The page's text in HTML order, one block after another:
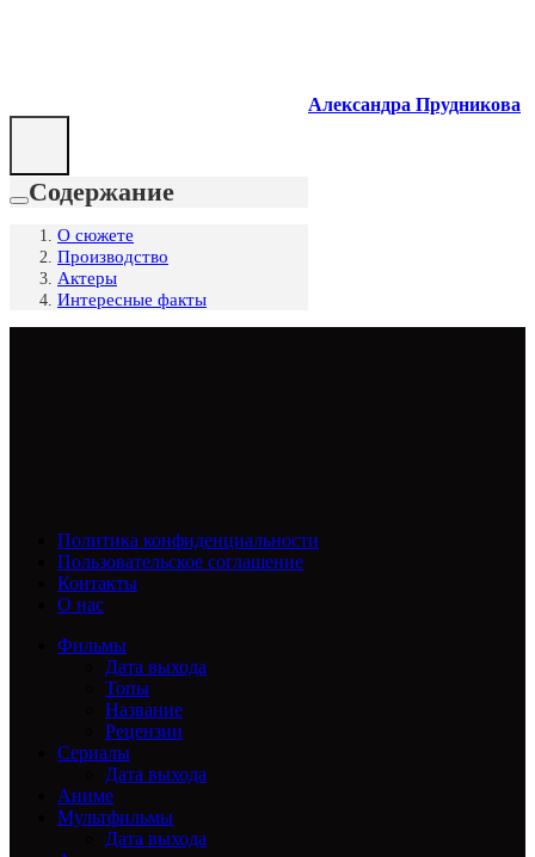
Александра Прудникова
Содержание
О сюжете
Производство
Актеры
Интересные факты
Политика конфиденциальности
Пользовательское соглашение
Контакты
О нас
Фильмы
Дата выхода
Топы
Название
Рецензии
Сериалы
Дата выхода
Аниме
Мультфильмы
Дата выхода